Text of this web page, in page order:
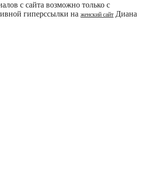
с сайта возможно только с
гиперссылки на женский сайт Диана